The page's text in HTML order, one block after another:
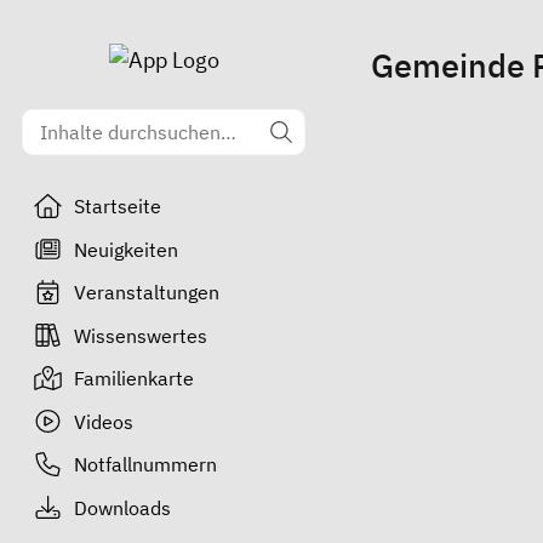
Startseite
Neuigkeiten
Veranstaltungen
Wissenswertes
Familienkarte
Videos
Notfallnummern
Downloads
Gemeinde